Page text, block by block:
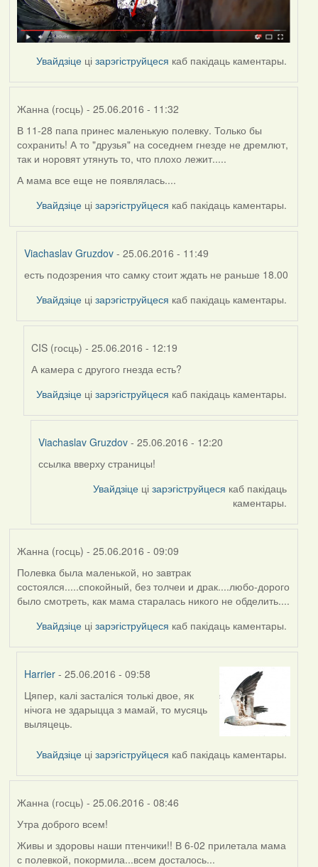
Увайдзіце цізарэгіструйцеся каб пакідаць каментары.
Жанна (госць) - 25.06.2016 - 11:32
В 11-28 папа принес маленькую полевку. Только бы
сохранить! А то "друзья" на соседнем гнезде не дремлют,
так и норовят утянуть то, что плохо лежит.....
А мама все еще не появлялась....
Увайдзіце цізарэгіструйцеся каб пакідаць каментары.
Viachaslav Gruzdov - 25.06.2016 - 11:49
In
reply
by
(госць)
есть подозрения что самку стоит ждать не раньше 18.00
Увайдзіце цізарэгіструйцеся каб пакідаць каментары.
CIS (госць) - 25.06.2016 - 12:19
In
reply
by
Gruzdov
А камера с другого гнезда есть?
Увайдзіце цізарэгіструйцеся каб пакідаць каментары.
Viachaslav Gruzdov- 25.06.2016 - 12:20
In
CIS
ссылка вверху страницы!
Увайдзіце цізарэгіструйцеся каб пакідаць
каментары.
Жанна (госць) - 25.06.2016 - 09:09
Полевка была маленькой, но завтрак
состоялся.....спокойный, без толчеи и драк....любо-дорого
было смотреть, как мама старалась никого не обделить....
Увайдзіце цізарэгіструйцеся каб пакідаць каментары.
Harrier - 25.06.2016 - 09:58
In
reply
to
Жанна
(госць)
Цяпер, калі засталіся толькі двое, як
нічога не здарыцца з мамай, то мусяць
выляцець.
Увайдзіце цізарэгіструйцеся каб пакідаць каментары.
Жанна (госць) - 25.06.2016 - 08:46
Утра доброго всем!
Живы и здоровы наши птенчики!! В 6-02 прилетала мама
с полевкой, покормила...всем досталось...